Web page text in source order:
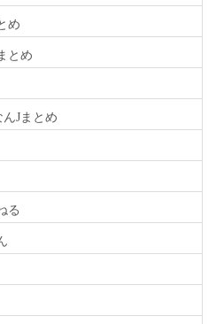
め
とめ
Jまとめ
る